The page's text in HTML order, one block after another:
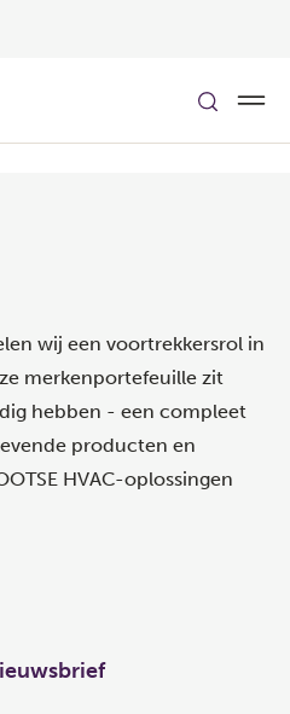
wij een voortrekkersrol in
merkenportefeuille zit
hebben - een compleet
producten en
HVAC-oplossingen